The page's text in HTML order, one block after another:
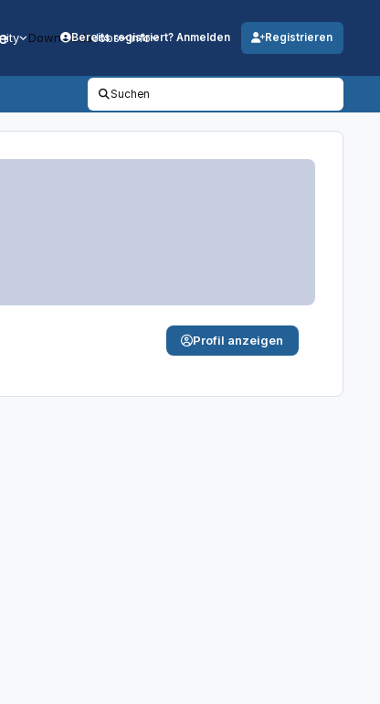
DownloadsJobs Info
Bereits registriert? Anmelden Registrieren
Suchen
Profil anzeigen